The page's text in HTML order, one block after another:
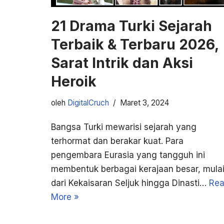
21 Drama Turki Sejarah
Terbaik & Terbaru 2026,
Sarat Intrik dan Aksi
Heroik
oleh DigitalCruch Maret 3, 2024
Bangsa Turki mewarisi sejarah yang
terhormat dan berakar kuat. Para
pengembara Eurasia yang tangguh ini
membentuk berbagai kerajaan besar, mulai
dari Kekaisaran Seljuk hingga Dinasti…
More »